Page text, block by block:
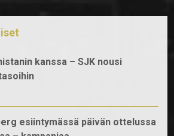
kanssa – SJK nousi
esiintymässä päivän ottelussa